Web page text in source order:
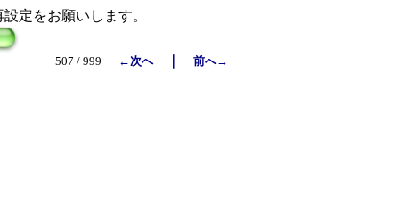
定をお願いします。
507 / 999
←次へ｜ 前へ→